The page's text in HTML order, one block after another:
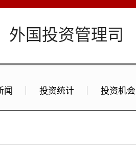
外国投资管理司
闻 投资统计 投资机会